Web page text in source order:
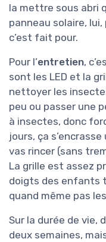
la mettre sous abri
panneau solaire,
c’est fait pour.
Pour l’entretien,
sont les LED et la
nettoyer les
peu ou passer une
à insectes, donc
jours, ça
vas rincer (sans
La grille est assez
doigts des enfants
quand même pas
Sur la durée de vie,
deux semaines,